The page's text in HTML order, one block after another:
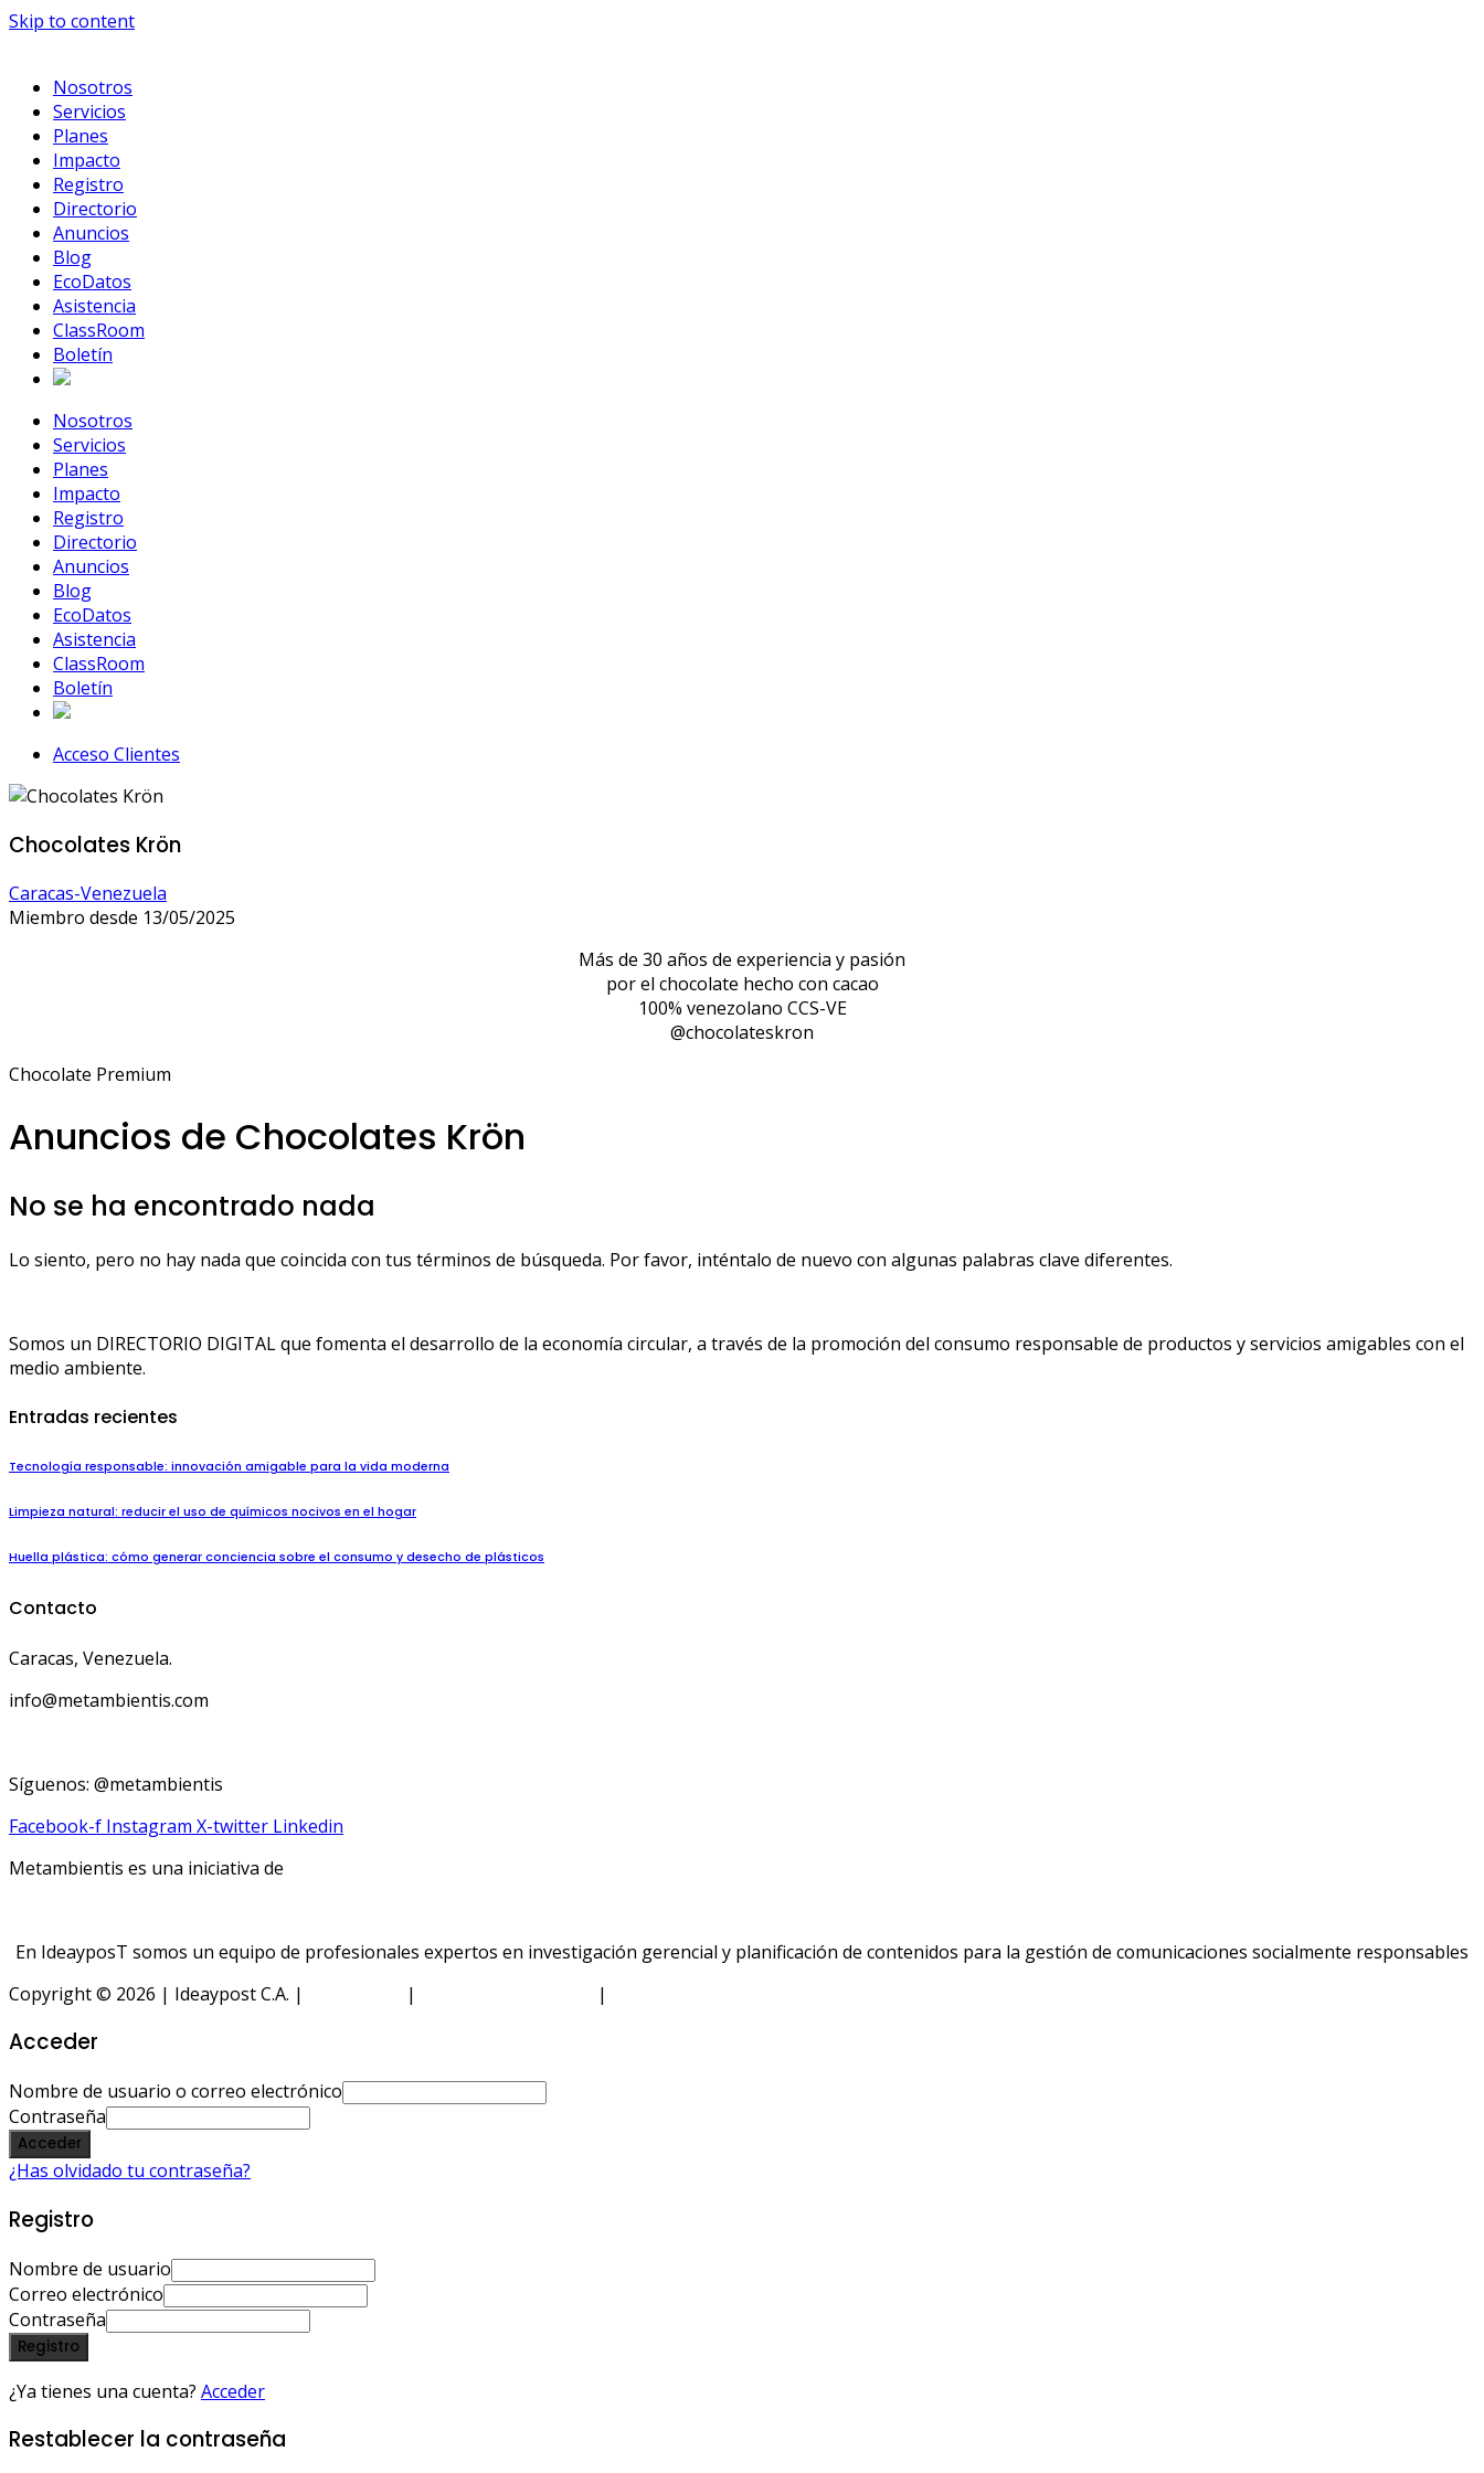
Skip to content
Nosotros
Servicios
Planes
Impacto
Registro
Directorio
Anuncios
Blog
EcoDatos
Asistencia
ClassRoom
Boletín
Nosotros
Servicios
Planes
Impacto
Registro
Directorio
Anuncios
Blog
EcoDatos
Asistencia
ClassRoom
Boletín
Acceso Clientes
Chocolates Krön
Caracas-Venezuela
Miembro desde 13/05/2025
Más de 30 años de experiencia y pasión
por el chocolate hecho con cacao
100% venezolano CCS-VE
@chocolateskron
Chocolate Premium
Anuncios de Chocolates Krön
No se ha encontrado nada
Lo siento, pero no hay nada que coincida con tus términos de búsqueda. Por favor, inténtalo de nuevo con algunas palabras clave diferentes.
Somos un DIRECTORIO DIGITAL que fomenta el desarrollo de la economía circular, a través de la promoción del consumo responsable de productos y servicios amigables con el
medio ambiente.
Entradas recientes
Tecnología responsable: innovación amigable para la vida moderna
Limpieza natural: reducir el uso de químicos nocivos en el hogar
Huella plástica: cómo generar conciencia sobre el consumo y desecho de plásticos
Contacto
Caracas, Venezuela.
info@metambientis.com
Síguenos: @metambientis
Facebook-f Instagram X-twitter Linkedin
Metambientis es una iniciativa de
En IdeayposT somos un equipo de profesionales expertos en investigación gerencial y planificación de contenidos para la gestión de comunicaciones socialmente responsables
Copyright © 2026 | Ideaypost C.A. |
| |
Acceder
Nombre de usuario o correo electrónico
Contraseña
Acceder
¿Has olvidado tu contraseña?
Registro
Nombre de usuario
Correo electrónico
Contraseña
Registro
¿Ya tienes una cuenta? Acceder
Restablecer la contraseña